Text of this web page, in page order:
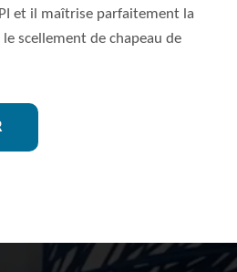
et il maîtrise parfaitement la
scellement de chapeau de